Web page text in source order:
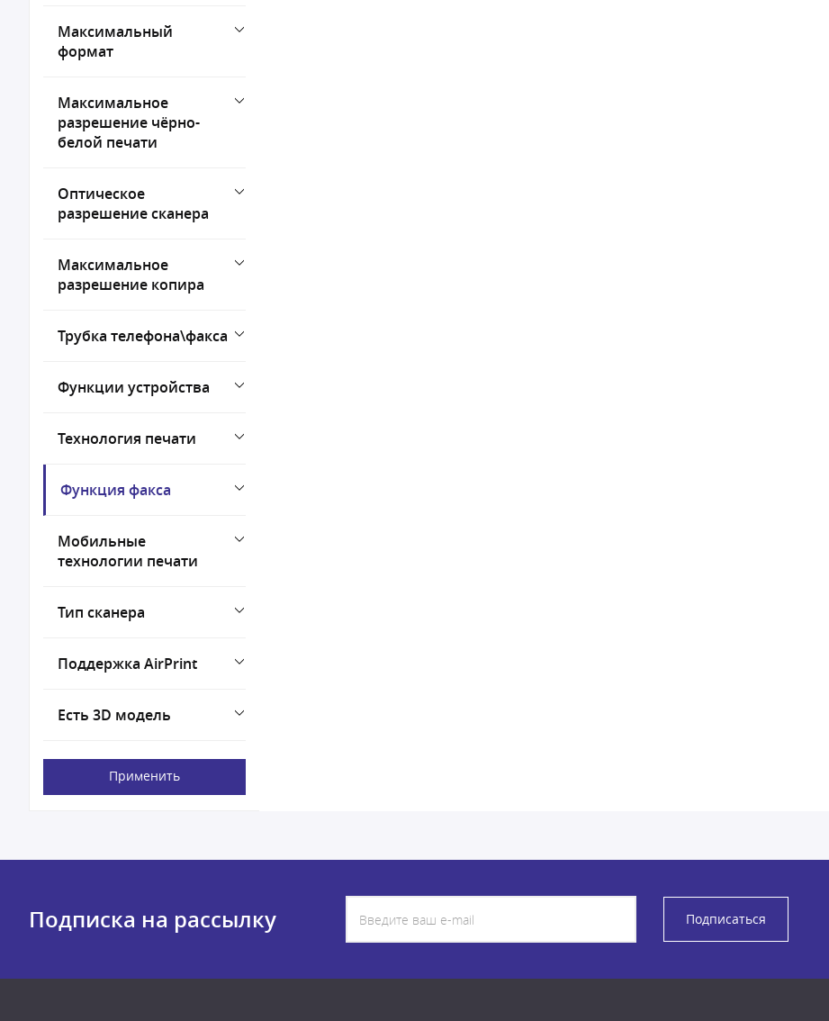
Максимальный
формат
Максимальное
разрешение чёрно-
белой печати
Оптическое
разрешение сканера
Максимальное
разрешение копира
Трубка телефона\факса
Функции устройства
Технология печати
Функция факса
Мобильные
технологии печати
Тип сканера
Поддержка AirPrint
Есть 3D модель
Применить
Подписка на рассылку Подписаться